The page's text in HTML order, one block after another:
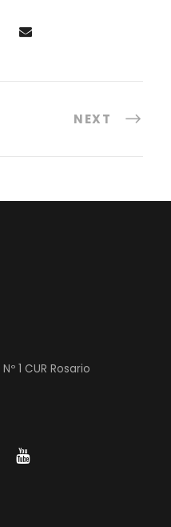
NEXT
1 CUR Rosario